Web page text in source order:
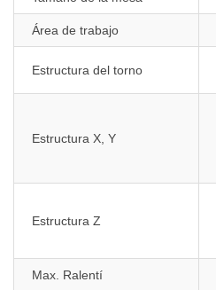
Área de trabajo
Estructura del torno
Estructura X, Y
Estructura Z
Max. Ralentí